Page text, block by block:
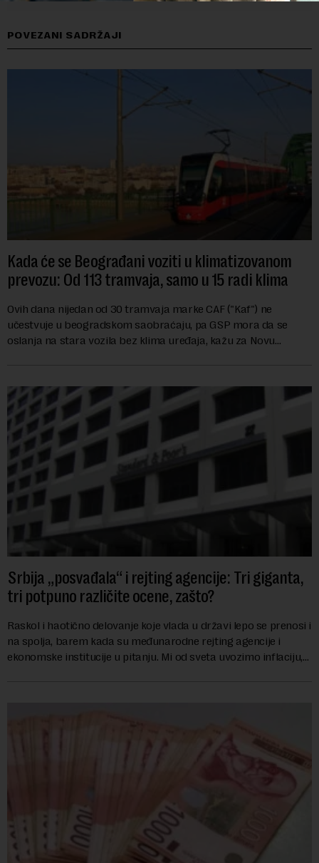
POVEZANI SADRŽAJI
Kada će se Beograđani voziti u klimatizovanom
prevozu: Od 113 tramvaja, samo u 15 radi klima
Ovih dana nijedan od 30 tramvaja marke CAF ("Kaf") ne
učestvuje u beogradskom saobraćaju, pa GSP mora da se
oslanja na stara vozila bez klima uređaja, kažu za Novu
Srbija „posvađala“ i rejting agencije: Tri giganta,
tri potpuno različite ocene, zašto?
Raskol i haotično delovanje koje vlada u državi lepo se prenosi i
na spolja, barem kada su međunarodne rejting agencije i
ekonomske institucije u pitanju. Mi od sveta uvozimo inflaciju,